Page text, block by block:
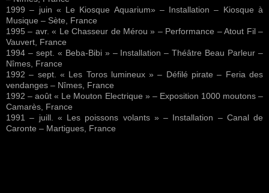
1999 – juin « Le Kiosque Aquarium» – Installation – Kiosque à
Musique – Sète, France
1995 – avr. « Le Chasseur de Mérou » – Performance – Atout Fil –
Vauvert, France
1994 – sept. « Beba-Bibi » – Installation – Théâtre Beau Parleur –
Nîmes, France
1992 – sept. « Les Toros lumineux » – Défilé pirate – Feria des
vendanges – Nîmes, France
1992 – août « Le Mouton Electrique » – Exposition 1000 moutons –
Camarès, France
1991 – juill. « Les poissons volants » – Installation – Canal de
Caronte – Martigues, France